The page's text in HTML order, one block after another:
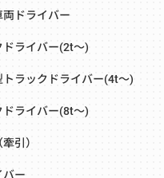
ドライバー
ドライバー(2t～)
トラックドライバー(4t～)
ドライバー(8t～)
引）
バー